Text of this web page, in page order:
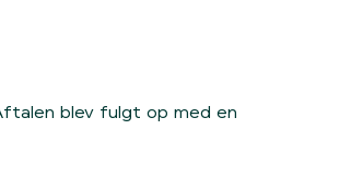
blev fulgt op med en